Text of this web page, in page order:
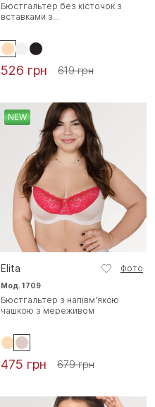
Бюстгальтер без кісточок з
вставками з...
526 грн 619 грн
NEW
Elita Фото
Мод. 1709
Бюстгальтер з напівм'якою
чашкою з мереживом
475 грн 679 грн